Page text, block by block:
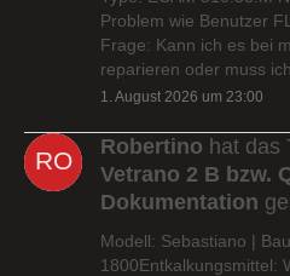
Problem wie Benutzer
Frage: Kann ich es bei
reparieren oder muss
1. August 2026 um 23:00
Robertino hat das
Vetrano 2 B bzw.
Dokumentation
Modell: Sebastiano |
1800Entkalkungsmittel: